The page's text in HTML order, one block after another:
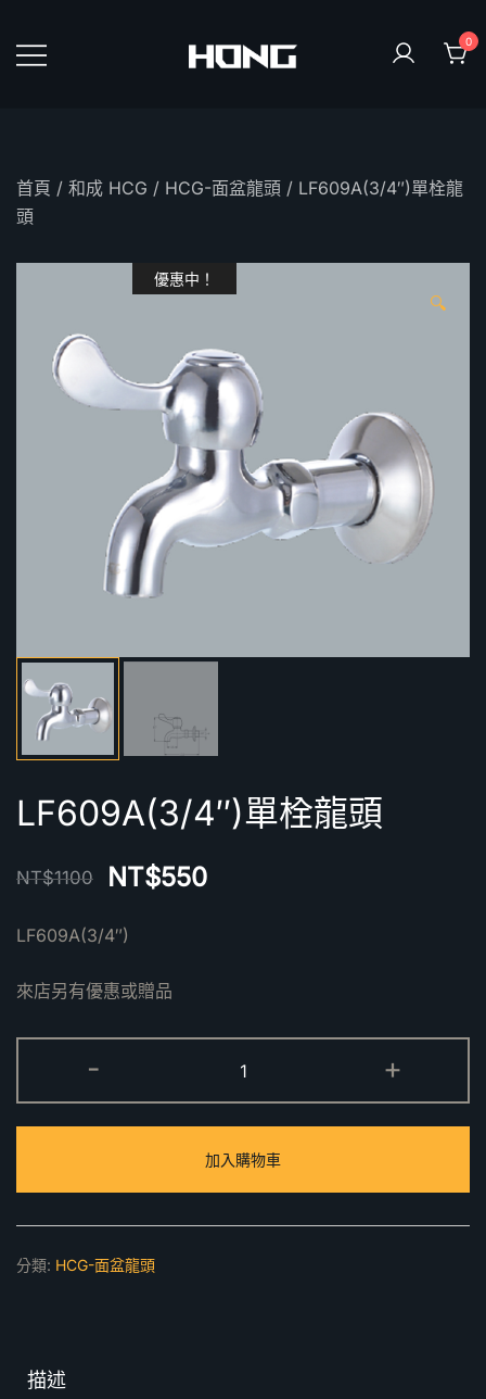
content
0
首頁 / 和成 HCG / HCG-面盆龍頭 / LF609A(3/4″)單栓龍
頭
優惠中！
🔍
LF609A(3/4″)單栓龍頭
NT$1100 NT$550
LF609A(3/4″)
來店另有優惠或贈品
-
單
栓
頭
數
量
+
加入購物車
分類: HCG-面盆龍頭
描述